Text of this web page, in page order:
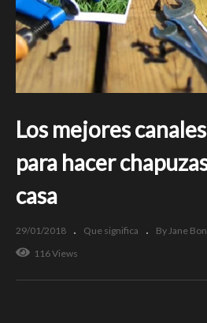
Los mejores
para hacer
casa
29/01/2018 Que significa
By Jane
116 Views